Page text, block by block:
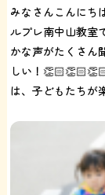
みなさんこんにち
ルプレ南中山教室
かな声がたくさん
しい！
は、子どもたちが